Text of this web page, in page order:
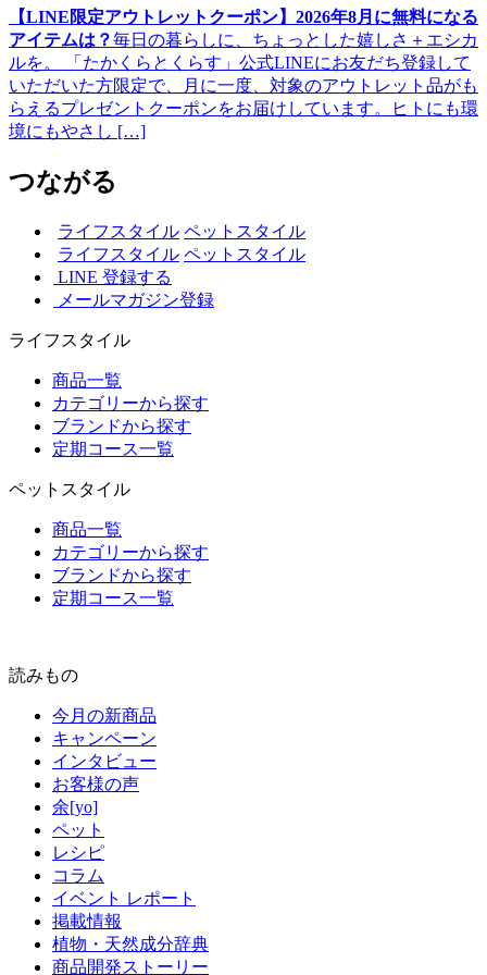
【LINE限定アウトレットクーポン】2026年8月に無料になる
アイテムは？毎日の暮らしに、ちょっとした嬉しさ＋エシカ
ルを。 「たかくらとくらす」公式LINEにお友だち登録して
いただいた方限定で、月に一度、対象のアウトレット品がも
らえるプレゼントクーポンをお届けしています。ヒトにも環
境にもやさし […]
つながる
ライフスタイル ペットスタイル
ライフスタイル ペットスタイル
LINE 登録する
メールマガジン登録
ライフスタイル
商品一覧
カテゴリーから探す
ブランドから探す
定期コース一覧
ペットスタイル
商品一覧
カテゴリーから探す
ブランドから探す
定期コース一覧
読みもの
今月の新商品
キャンペーン
インタビュー
お客様の声
余[yo]
ペット
レシピ
コラム
イベント レポート
掲載情報
植物・天然成分辞典
商品開発ストーリー